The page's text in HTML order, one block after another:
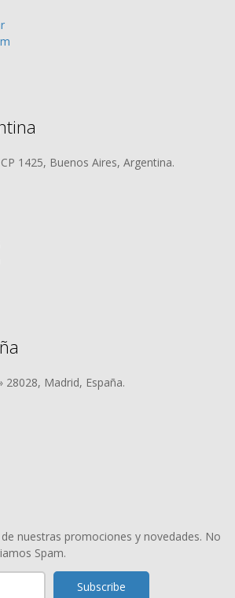
1425, Buenos Aires, Argentina.
28028, Madrid, España.
nuestras promociones y novedades. No
Spam.